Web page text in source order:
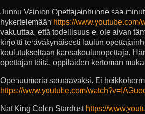
Junnu Vainion Opettajainhuone saa
hykertelemään https://
vakuuttaa, että todellisuus ei ole aivan
kirjoitti teräväkynäisesti laulun
koulutukseltaan kansakoulunopettaja.
opettajan töitä, oppilaiden kertoman
Opehuumoria seuraavaksi. Ei
https://www.youtube.com/
Nat King Colen Stardust https://